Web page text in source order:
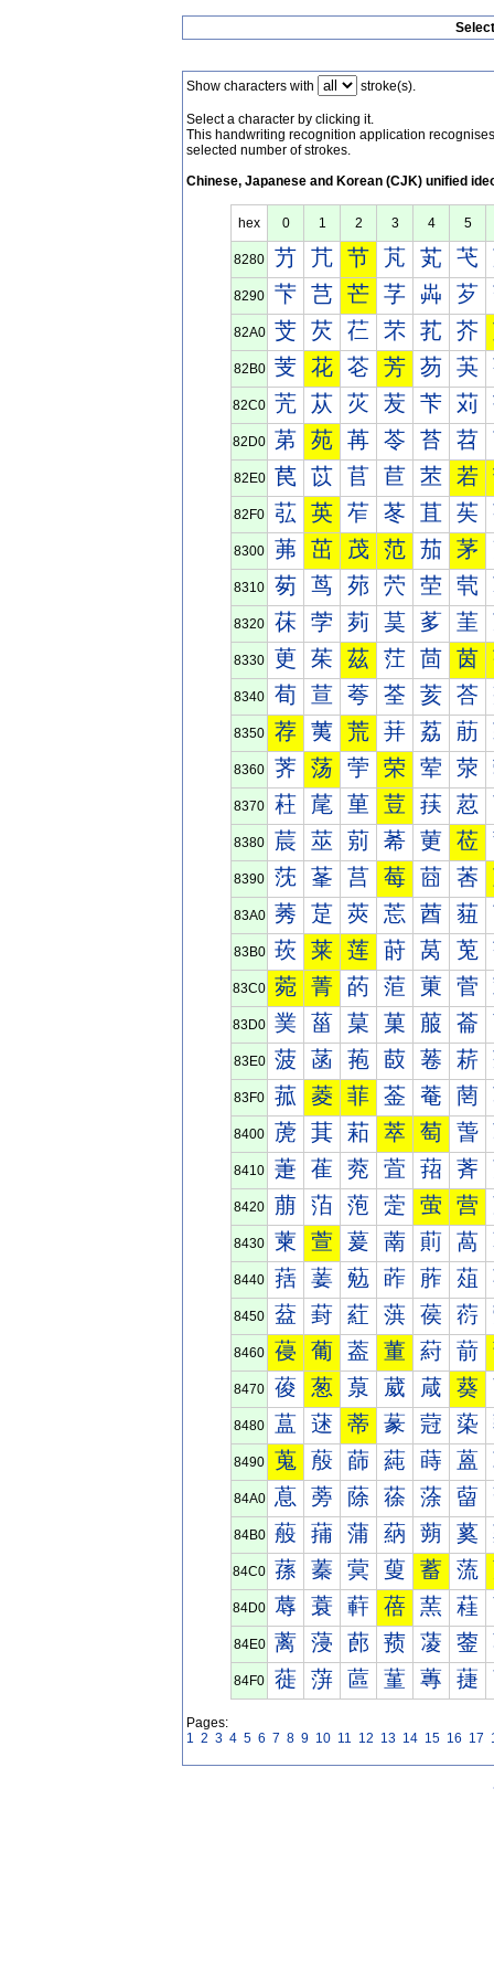
Show characters with stroke(s).
Select a character by clicking it.
This handwriting recognition application
selected number of strokes.
Chinese, Japanese and Korean (CJK) unified
hex 0 1 2 3 4 5
8280 芀 芁 节 芃 芄 芅
8290 芐 芑 芒 芓 芔 芕
82A0 芠 芡 芢 芣 芤 芥
82B0 芰 花 芲 芳 芴 芵
82C0 苀 苁 苂 苃 苄 苅
82D0 苐 苑 苒 苓 苔 苕
82E0 苠 苡 苢 苣 苤 若
82F0 苰 英 苲 苳 苴 苵
8300 茀 茁 茂 范 茄 茅
8310 茐 茑 茒 茓 茔 茕
8320 茠 茡 茢 茣 茤 茥
8330 茰 茱 茲 茳 茴 茵
8340 荀 荁 荂 荃 荄 荅
8350 荐 荑 荒 荓 荔 荕
8360 荠 荡 荢 荣 荤 荥
8370 荰 荱 荲 荳 荴 荵
8380 莀 莁 莂 莃 莄 莅
8390 莐 莑 莒 莓 莔 莕
83A0 莠 莡 莢 莣 莤 莥
83B0 莰 莱 莲 莳 莴 莵
83C0 菀 菁 菂 菃 菄 菅
83D0 菐 菑 菒 菓 菔 菕
83E0 菠 菡 菢 菣 菤 菥
83F0 菰 菱 菲 菳 菴 菵
8400 萀 萁 萂 萃 萄 萅
8410 萐 萑 萒 萓 萔 萕
8420 萠 萡 萢 萣 萤 营
8430 萰 萱 萲 萳 萴 萵
8440 葀 葁 葂 葃 葄 葅
8450 葐 葑 葒 葓 葔 葕
8460 葠 葡 葢 董 葤 葥
8470 葰 葱 葲 葳 葴 葵
8480 蒀 蒁 蒂 蒃 蒄 蒅
8490 蒐 蒑 蒒 蒓 蒔 蒕
84A0 蒠 蒡 蒢 蒣 蒤 蒥
84B0 蒰 蒱 蒲 蒳 蒴 蒵
84C0 蓀 蓁 蓂 蓃 蓄 蓅
84D0 蓐 蓑 蓒 蓓 蓔 蓕
84E0 蓠 蓡 蓢 蓣 蓤 蓥
84F0 蓰 蓱 蓲 蓳 蓴 蓵
Pages:
1 2 3 4 5 6 7 8 9 10 11 12 13 14 15 16 17